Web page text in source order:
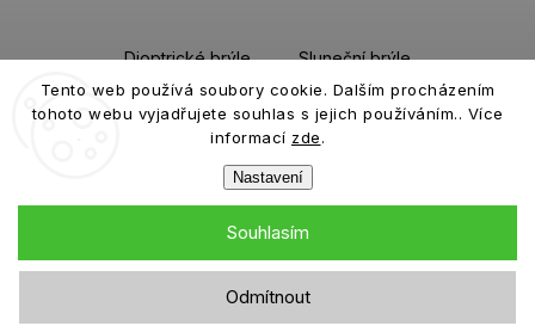
Tento web používá soubory cookie. Dalším procházením
tohoto webu vyjadřujete souhlas s jejich používáním.. Více
informací zde.
Nastavení
Odmítnout
Souhlasím
Dioptrické brýle
Sluneční brýle
Sportovní brýle
Kontaktní čočky
Roztoky a oční kapky
Copyright 2026eiffeloptic.cz. Všechna práva vyhrazena.